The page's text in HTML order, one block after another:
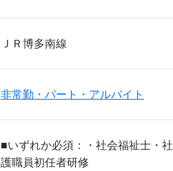
ＪＲ博多南線
非常勤・パート・アルバイト
■いずれか必須：・社会福祉士・
護職員初任者研修